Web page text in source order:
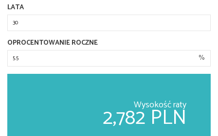
LATA
OPROCENTOWANIE ROCZNE
%
Wysokość raty
2,782 PLN